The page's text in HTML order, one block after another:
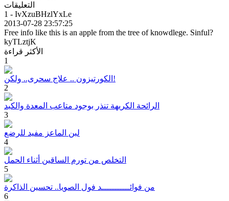
التعليقات
1 - IvXzuBHzlYxLe
2013-07-28 23:57:25
Free info like this is an apple from the tree of knowdlege. Sinful?
kyTLztjK
الأكثر قراءة
1
الكورتيزون .. علاج سحرى.. ولكن!
2
الرائحة الكريهة تنذر بوجود متاعب المعدة والكبد
3
لبن الماعز مفيد للرضع
4
التخلص من تورم الساقين أثناء الحمل
5
من فوائـــــــــــد فول الصويا.. تحسين الذاكرة
6